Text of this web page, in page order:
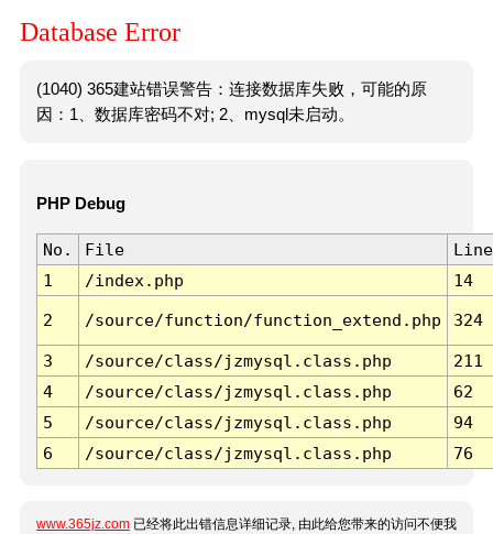
Database Error
(1040) 365建站错误警告：连接数据库失败，可能的原
因：1、数据库密码不对; 2、mysql未启动。
PHP Debug
No. File
Line
1
/index.php 14
2 /source/function/function_extend.php 324
3 /source/class/jzmysql.class.php
211
4
/source/class/jzmysql.class.php
62
5
/source/class/jzmysql.class.php
94
6
/source/class/jzmysql.class.php 76
www.365jz.com 已经将此出错信息详细记录, 由此给您带来的访问不便我